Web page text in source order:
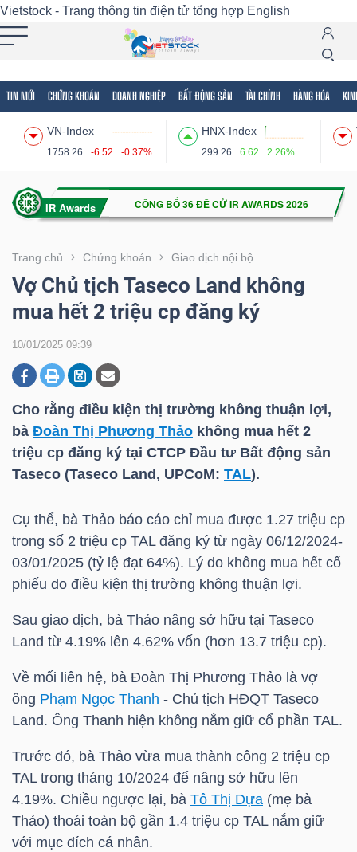
Vietstock - Trang thông tin điện tử tổng hợp English
TIN MỚI CHỨNG KHOÁN DOANH NGHIỆP BẤT ĐỘNG SẢN TÀI CHÍNH HÀNG HÓA
VN-Index
1758.26 -6.52 -0.37%
HNX-Index
299.26 6.62 2.26%
Trang chủ Chứng khoán Giao dịch nội bộ
Vợ Chủ tịch Taseco Land không
mua hết 2 triệu cp đăng ký
10/01/2025 09:39
Cho rằng điều kiện thị trường không thuận lợi,
bà Đoàn Thị Phương Thảo không mua hết 2
triệu cp đăng ký tại CTCP Đầu tư Bất động sản
Taseco (Taseco Land, UPCoM: TAL).
Cụ thể, bà Thảo báo cáo chỉ mua được 1.27 triệu cp
trong số 2 triệu cp TALđăng ký từ ngày 06/12/2024-
03/01/2025 (tỷ lệ đạt 64%). Lý do không mua hết cổ
phiếu do điều kiện thị trường không thuận lợi.
Sau giao dịch, bà Thảo nâng sở hữu tại Taseco
Land từ 4.19% lên 4.62% vốn (hơn 13.7 triệu cp).
Về mối liên hệ, bà Đoàn Thị Phương Thảo là vợ
ông Phạm Ngọc Thanh - Chủ tịch HĐQT Taseco
Land. Ông Thanh hiện không nắm giữ cổ phần TAL.
Trước đó, bà Thảo vừa mua thành công 2 triệu cp
TALtrong tháng 10/2024 để nâng sở hữu lên
4.19%. Chiều ngược lại, bà Tô Thị Dựa (mẹ bà
Thảo) thoái toàn bộ gần 1.4 triệu cp TALnắm giữ
với mục đích cá nhân.
Tất cả Tính năng Ngành Mã chứng khoán
Tính
(-)
VIETSTOCK
CHỨNG
DOANH
NGHIỆP
ĐỘNG
SẢN
TÀI
CHÍNH
HÀNG
KINH
TẾ